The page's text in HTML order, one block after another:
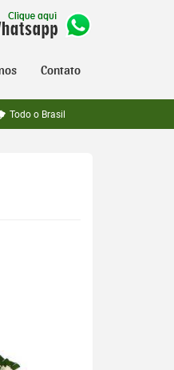
Contato
Todo o Brasil